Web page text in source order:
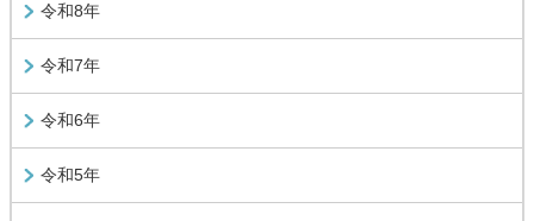
令和8年
令和7年
令和6年
令和5年